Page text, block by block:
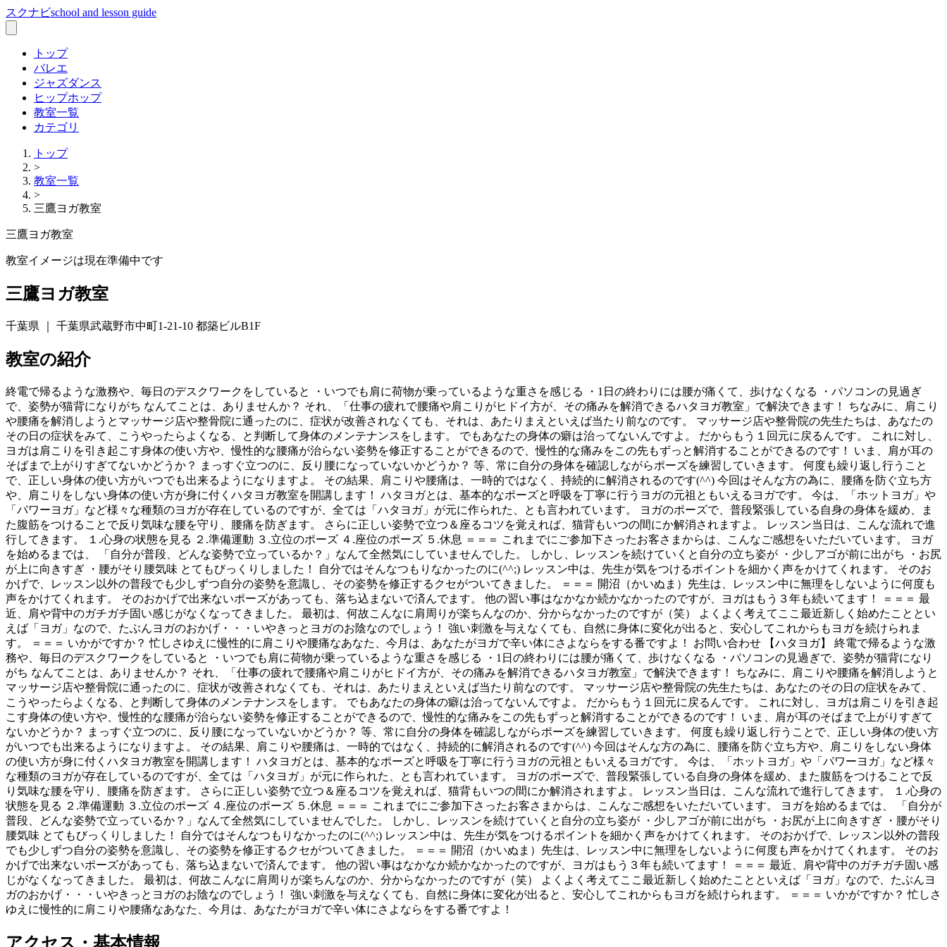
スクナビschool and lesson guide
トップ
バレエ
ジャズダンス
ヒップホップ
教室一覧
カテゴリ
トップ
>
教室一覧
>
三鷹ヨガ教室
三鷹ヨガ教室
教室イメージは現在準備中です
三鷹ヨガ教室
千葉県 ｜ 千葉県武蔵野市中町1-21-10 都築ビルB1F
教室の紹介
終電で帰るような激務や、毎日のデスクワークをしていると ・いつでも肩に荷物が乗っているような重さを感じる ・1日の終わりには腰が痛くて、歩けなくなる ・パソコンの見過ぎ
で、姿勢が猫背になりがち なんてことは、ありませんか？ それ、「仕事の疲れで腰痛や肩こりがヒドイ方が、その痛みを解消できるハタヨガ教室」で解決できます！ ちなみに、肩こり
や腰痛を解消しようとマッサージ店や整骨院に通ったのに、症状が改善されなくても、それは、あたりまえといえば当たり前なのです。 マッサージ店や整骨院の先生たちは、あなたの
その日の症状をみて、こうやったらよくなる、と判断して身体のメンテナンスをします。 でもあなたの身体の癖は治ってないんですよ。 だからもう１回元に戻るんです。 これに対し、
ヨガは肩こりを引き起こす身体の使い方や、慢性的な腰痛が治らない姿勢を修正することができるので、慢性的な痛みをこの先もずっと解消することができるのです！ いま、肩が耳の
そばまで上がりすぎてないかどうか？ まっすぐ立つのに、反り腰になっていないかどうか？ 等、常に自分の身体を確認しながらポーズを練習していきます。 何度も繰り返し行うこと
で、正しい身体の使い方がいつでも出来るようになりますよ。 その結果、肩こりや腰痛は、一時的ではなく、持続的に解消されるのです(^^) 今回はそんな方の為に、腰痛を防ぐ立ち方
や、肩こりをしない身体の使い方が身に付くハタヨガ教室を開講します！ ハタヨガとは、基本的なポーズと呼吸を丁寧に行うヨガの元祖ともいえるヨガです。 今は、「ホットヨガ」や
「パワーヨガ」など様々な種類のヨガが存在しているのですが、全ては「ハタヨガ」が元に作られた、とも言われています。 ヨガのポーズで、普段緊張している自身の身体を緩め、ま
た腹筋をつけることで反り気味な腰を守り、腰痛を防ぎます。 さらに正しい姿勢で立つ＆座るコツを覚えれば、猫背もいつの間にか解消されますよ。 レッスン当日は、こんな流れで進
行してきます。 １.心身の状態を見る ２.準備運動 ３.立位のポーズ ４.座位のポーズ ５.休息 ＝＝＝ これまでにご参加下さったお客さまからは、こんなご感想をいただいています。 ヨガ
を始めるまでは、 「自分が普段、どんな姿勢で立っているか？」なんて全然気にしていませんでした。 しかし、レッスンを続けていくと自分の立ち姿が ・少しアゴが前に出がち ・お尻
が上に向きすぎ ・腰がそり腰気味 とてもびっくりしました！ 自分ではそんなつもりなかったのに(^^;) レッスン中は、先生が気をつけるポイントを細かく声をかけてくれます。 そのお
かげで、レッスン以外の普段でも少しずつ自分の姿勢を意識し、その姿勢を修正するクセがついてきました。 ＝＝＝ 開沼（かいぬま）先生は、レッスン中に無理をしないように何度も
声をかけてくれます。 そのおかげで出来ないポーズがあっても、落ち込まないで済んでます。 他の習い事はなかなか続かなかったのですが、ヨガはもう３年も続いてます！ ＝＝＝ 最
近、肩や背中のガチガチ固い感じがなくなってきました。 最初は、何故こんなに肩周りが楽ちんなのか、分からなかったのですが（笑） よくよく考えてここ最近新しく始めたこととい
えば「ヨガ」なので、たぶんヨガのおかげ・・・いやきっとヨガのお陰なのでしょう！ 強い刺激を与えなくても、自然に身体に変化が出ると、安心してこれからもヨガを続けられま
す。 ＝＝＝ いかがですか？ 忙しさゆえに慢性的に肩こりや腰痛なあなた、今月は、あなたがヨガで辛い体にさよならをする番ですよ！ お問い合わせ 【ハタヨガ】 終電で帰るような激
務や、毎日のデスクワークをしていると ・いつでも肩に荷物が乗っているような重さを感じる ・1日の終わりには腰が痛くて、歩けなくなる ・パソコンの見過ぎで、姿勢が猫背になり
がち なんてことは、ありませんか？ それ、「仕事の疲れで腰痛や肩こりがヒドイ方が、その痛みを解消できるハタヨガ教室」で解決できます！ ちなみに、肩こりや腰痛を解消しようと
マッサージ店や整骨院に通ったのに、症状が改善されなくても、それは、あたりまえといえば当たり前なのです。 マッサージ店や整骨院の先生たちは、あなたのその日の症状をみて、
こうやったらよくなる、と判断して身体のメンテナンスをします。 でもあなたの身体の癖は治ってないんですよ。 だからもう１回元に戻るんです。 これに対し、ヨガは肩こりを引き起
こす身体の使い方や、慢性的な腰痛が治らない姿勢を修正することができるので、慢性的な痛みをこの先もずっと解消することができるのです！ いま、肩が耳のそばまで上がりすぎて
ないかどうか？ まっすぐ立つのに、反り腰になっていないかどうか？ 等、常に自分の身体を確認しながらポーズを練習していきます。 何度も繰り返し行うことで、正しい身体の使い方
がいつでも出来るようになりますよ。 その結果、肩こりや腰痛は、一時的ではなく、持続的に解消されるのです(^^) 今回はそんな方の為に、腰痛を防ぐ立ち方や、肩こりをしない身体
の使い方が身に付くハタヨガ教室を開講します！ ハタヨガとは、基本的なポーズと呼吸を丁寧に行うヨガの元祖ともいえるヨガです。 今は、「ホットヨガ」や「パワーヨガ」など様々
な種類のヨガが存在しているのですが、全ては「ハタヨガ」が元に作られた、とも言われています。 ヨガのポーズで、普段緊張している自身の身体を緩め、また腹筋をつけることで反
り気味な腰を守り、腰痛を防ぎます。 さらに正しい姿勢で立つ＆座るコツを覚えれば、猫背もいつの間にか解消されますよ。 レッスン当日は、こんな流れで進行してきます。 １.心身の
状態を見る ２.準備運動 ３.立位のポーズ ４.座位のポーズ ５.休息 ＝＝＝ これまでにご参加下さったお客さまからは、こんなご感想をいただいています。 ヨガを始めるまでは、 「自分が
普段、どんな姿勢で立っているか？」なんて全然気にしていませんでした。 しかし、レッスンを続けていくと自分の立ち姿が ・少しアゴが前に出がち ・お尻が上に向きすぎ ・腰がそり
腰気味 とてもびっくりしました！ 自分ではそんなつもりなかったのに(^^;) レッスン中は、先生が気をつけるポイントを細かく声をかけてくれます。 そのおかげで、レッスン以外の普段
でも少しずつ自分の姿勢を意識し、その姿勢を修正するクセがついてきました。 ＝＝＝ 開沼（かいぬま）先生は、レッスン中に無理をしないように何度も声をかけてくれます。 そのお
かげで出来ないポーズがあっても、落ち込まないで済んでます。 他の習い事はなかなか続かなかったのですが、ヨガはもう３年も続いてます！ ＝＝＝ 最近、肩や背中のガチガチ固い感
じがなくなってきました。 最初は、何故こんなに肩周りが楽ちんなのか、分からなかったのですが（笑） よくよく考えてここ最近新しく始めたことといえば「ヨガ」なので、たぶんヨ
ガのおかげ・・・いやきっとヨガのお陰なのでしょう！ 強い刺激を与えなくても、自然に身体に変化が出ると、安心してこれからもヨガを続けられます。 ＝＝＝ いかがですか？ 忙しさ
ゆえに慢性的に肩こりや腰痛なあなた、今月は、あなたがヨガで辛い体にさよならをする番ですよ！
アクセス・基本情報